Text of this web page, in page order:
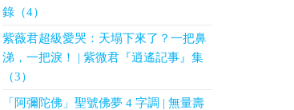
錄（4）
紫薇君超級愛哭：天塌下來了？一把鼻
涕，一把淚！ | 紫微君『逍遙記事』集
（3）
「阿彌陀佛」聖號佛夢 4 字調 | 無量壽